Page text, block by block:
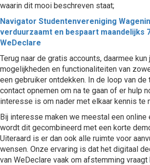
waarin dit mooi beschreven staat;
Navigator Studentenvereniging
verduurzaamt en bespaart maandelijks
WeDeclare
Terug naar de gratis accounts, daarmee kun
mogelijkheden en functionaliteiten van
een gebruiker ontdekken. In de loop van de
contact opnemen om na te gaan of er hulp
interesse is om nader met elkaar kennis te
Bij interesse maken we meestal een online
wordt dit gecombineerd met een korte
Uiteraard is er dan ook alle ruimte voor
wensen. Onze ervaring is dat het digitaal
van WeDeclare vaak om afstemming vraagt